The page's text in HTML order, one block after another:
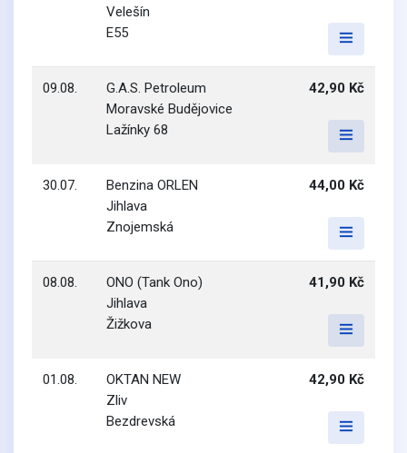
Velešín
E55
09.08.
G.A.S. Petroleum
Moravské Budějovice
Lažínky 68
42,90 Kč
30.07.
Benzina ORLEN
Jihlava
Znojemská
44,00 Kč
08.08.
ONO (Tank Ono)
Jihlava
Žižkova
41,90 Kč
01.08.
OKTAN NEW
Zliv
Bezdrevská
42,90 Kč